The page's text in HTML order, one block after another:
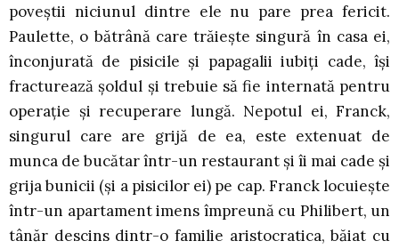
poveștii niciunul dintre ele nu pare prea fericit.
Paulette, o bătrână care trăiește singură în casa ei,
înconjurată de pisicile și papagalii iubiți cade, își
fracturează șoldul și trebuie să fie internată pentru
operație și recuperare lungă. Nepotul ei, Franck,
singurul care are grijă de ea, este extenuat de
munca de bucătar într-un restaurant și îi mai cade și
grija bunicii (și a pisicilor ei) pe cap. Franck locuiește
într-un apartament imens împreună cu Philibert, un
tânăr descins dintr-o familie aristocratica, băiat cu